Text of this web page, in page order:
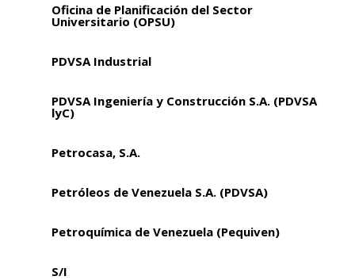
Oficina de Planificación del Sector
Universitario (OPSU)
PDVSA Industrial
PDVSA Ingeniería y Construcción S.A. (PDVSA
lyC)
Petrocasa, S.A.
Petróleos de Venezuela S.A. (PDVSA)
Petroquímica de Venezuela (Pequiven)
S/I